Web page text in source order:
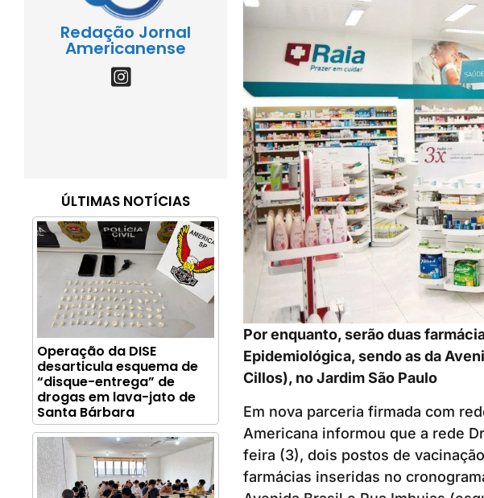
Redação Jornal
Americanense
ÚLTIMAS NOTÍCIAS
Operação da DISE
desarticula esquema de
“disque-entrega” de
drogas em lava-jato de
Santa Bárbara
Por enquanto, serão duas
Epidemiológica, sendo as da
Cillos), no Jardim São Paulo
Em nova parceria firmada com
Americana informou que a rede
feira (3), dois postos de
farmácias inseridas no